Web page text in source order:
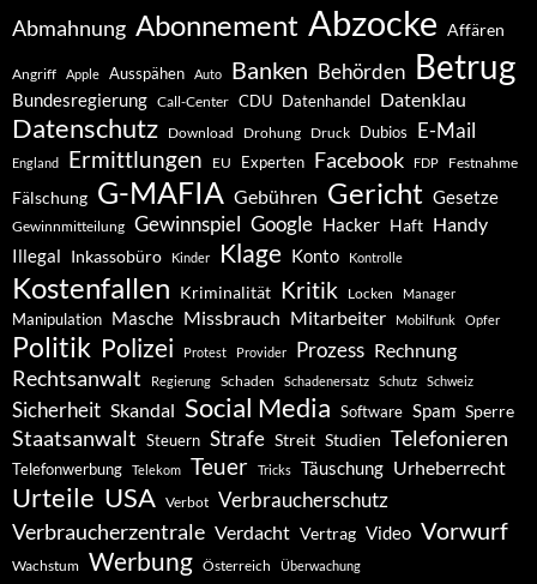
Abmahnung Abonnement Abzocke Affären
Angriff Apple Ausspähen Auto Banken Behörden Betrug
Bundesregierung Call-Center CDU Datenhandel Datenklau
Datenschutz Download Drohung Druck Dubios E-Mail
England Ermittlungen EU Experten Facebook FDP Festnahme
Fälschung G-MAFIA Gebühren Gericht Gesetze
Gewinnmitteilung Gewinnspiel Google Hacker Haft Handy
Illegal Inkassobüro Kinder Klage Konto Kontrolle
Kostenfallen Kriminalität Kritik Locken Manager
Manipulation Masche Missbrauch Mitarbeiter Mobilfunk Opfer
Politik Polizei Protest Provider Prozess Rechnung
Rechtsanwalt Regierung Schaden Schadenersatz Schutz Schweiz
Sicherheit Skandal Social Media Software Spam Sperre
Staatsanwalt Steuern Strafe Streit Studien Telefonieren
Telefonwerbung Telekom Teuer Tricks Täuschung Urheberrecht
Urteile USA Verbot Verbraucherschutz
Verbraucherzentrale Verdacht Vertrag Video Vorwurf
Wachstum Werbung Österreich Überwachung